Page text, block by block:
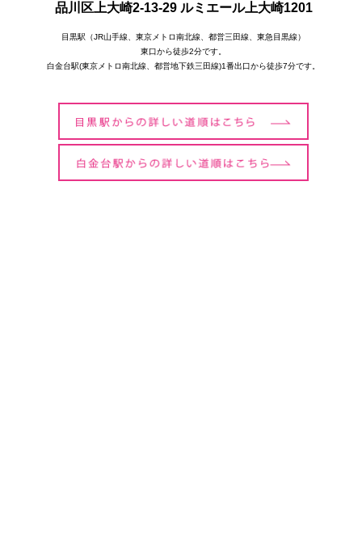
品川区上大崎2-13-29 ルミエール上大崎1201
目黒駅（JR山手線、東京メトロ南北線、都営三田線、東急目黒線）
東口から徒歩2分です。
白金台駅(東京メトロ南北線、都営地下鉄三田線)1番出口から徒歩7分です。